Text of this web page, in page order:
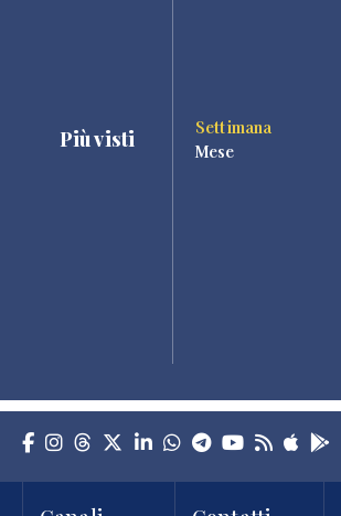
Più visti
Settimana
Mese